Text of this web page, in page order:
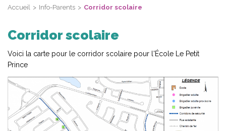
Accueil Info-Parents Corridor scolaire
Corridor scolaire
Voici la carte pour le corridor scolaire pour l'École Le Petit
Prince